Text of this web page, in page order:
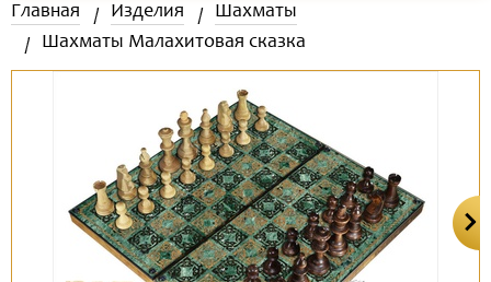
Главная Изделия
Шахматы
Шахматы Малахитовая сказка